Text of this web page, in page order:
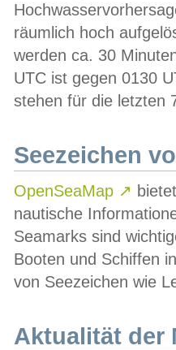
räumlich hoch
werden ca. 30
UTC ist gegen 0130
stehen für die letzten
Seezeichen
OpenSeaMap ↗
nautische
Seamarks sind
Booten und Schiffen
von Seezeichen wie
Aktualität der